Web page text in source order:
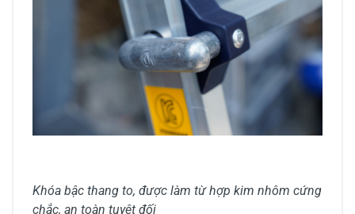
Khóa bậc thang to, được làm từ hợp kim nhôm cứng
chắc, an toàn tuyệt đối